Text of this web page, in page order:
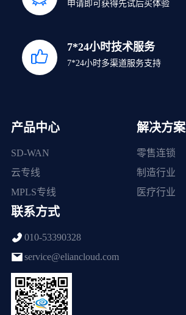
申请即可获得先试后买体验
7*24小时技术服务
7*24小时多渠道服务支持
产品中心
SD-WAN
云专线
MPLS专线
解决方案
零售连锁
制造行业
医疗行业
联系方式
010-53390328
service@eliancloud.com